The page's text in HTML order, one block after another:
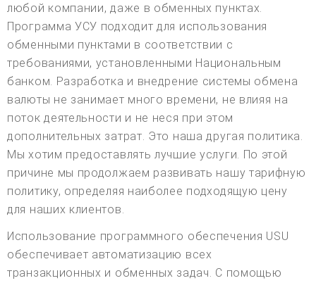
любой компании, даже в обменных пунктах.
Программа УСУ подходит для использования
обменными пунктами в соответствии с
требованиями, установленными Национальным
банком. Разработка и внедрение системы обмена
валюты не занимает много времени, не влияя на
поток деятельности и не неся при этом
дополнительных затрат. Это наша другая политика.
Мы хотим предоставлять лучшие услуги. По этой
причине мы продолжаем развивать нашу тарифную
политику, определяя наиболее подходящую цену
для наших клиентов.
Использование программного обеспечения USU
обеспечивает автоматизацию всех
транзакционных и обменных задач. С помощью